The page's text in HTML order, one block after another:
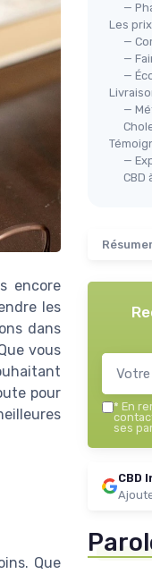
encore
les
dans
vous
pour
Que
—
Les
—
—
—
—
—
CBD
* En
ses
CBD